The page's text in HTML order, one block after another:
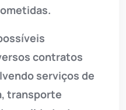
contratos
serviços de
transporte